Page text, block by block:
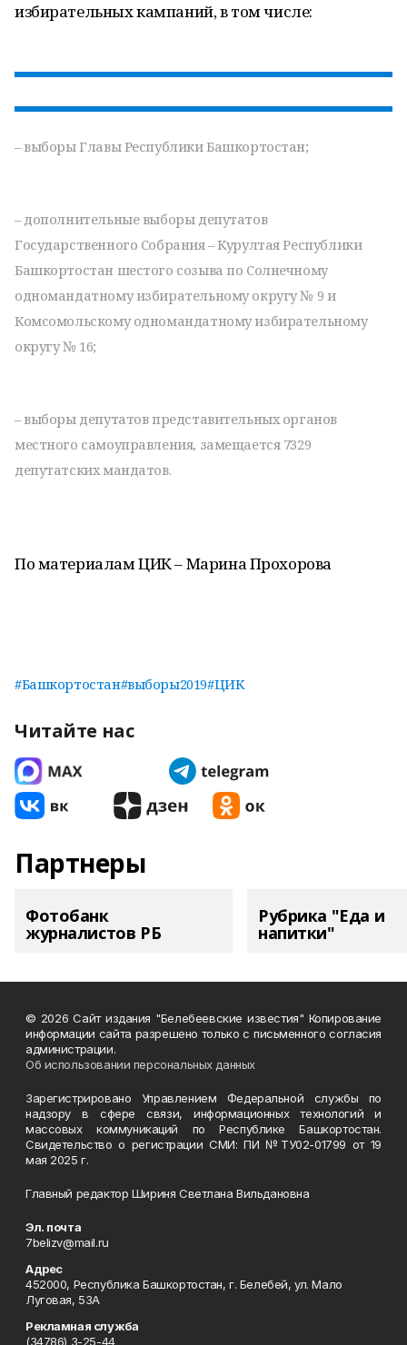
избирательных кампаний, в том числе:
– выборы Главы Республики Башкортостан;
– дополнительные выборы депутатов
Государственного Собрания – Курултая Республики
Башкортостан шестого созыва по Солнечному
одномандатному избирательному округу № 9 и
Комсомольскому одномандатному избирательному
округу № 16;
– выборы депутатов представительных органов
местного самоуправления, замещается 7329
депутатских мандатов.
По материалам ЦИК – Марина Прохорова
#Башкортостан#выборы2019#ЦИК
Читайте нас
Партнеры
Фотобанк
журналистов РБ
Рубрика "Еда и
напитки"
© 2026 Сайт издания "Белебеевские известия" Копирование
информации сайта разрешено только с письменного согласия
администрации.
Об использовании персональных данных
Зарегистрировано Управлением Федеральной службы по
надзору в сфере связи, информационных технологий и
массовых коммуникаций по Республике Башкортостан.
Свидетельство о регистрации СМИ: ПИ №ТУ02-01799 от 19
мая 2025 г.
Главный редактор Шириня Светлана Вильдановна
Эл. почта
7belizv@mail.ru
Адрес
452000, Республика Башкортостан, г. Белебей, ул. Мало
Луговая, 53А
Рекламная служба
(34786) 3-25-44